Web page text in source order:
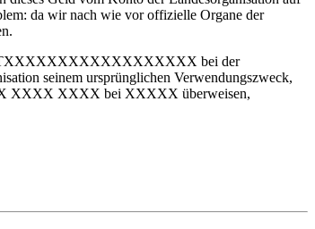
da wir nach wie vor offizielle Organe der
ATXXXXXXXXXXXXXXXXXX bei der
seinem ursprünglichen Verwendungszweck,
XXXX XXXX bei XXXXX überweisen,